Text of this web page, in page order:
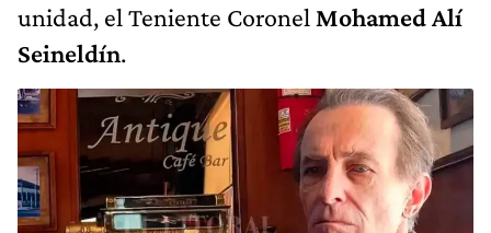
unidad, el Teniente Coronel Mohamed Alí
Seineldín.